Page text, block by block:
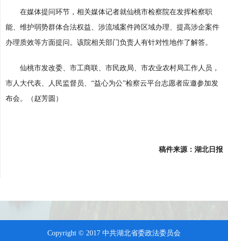
在媒体提问环节，相关媒体记者就仙桃市检察院在发挥检察职
能、维护弱势群体合法权益、涉流域案件跨区域办理、提高涉企案件
办理质效等方面提问。该院相关部门负责人有针对性地作了解答。
仙桃市发改委、市工商联、市民政局、市农业农村局工作人员，
市人大代表、人民监督员、“益心为公”检察云平台志愿者应邀参加发
布会。（赵芳圆）
稿件来源：湖北日报
Copyright © 2017 中共湖北省委政法委员会